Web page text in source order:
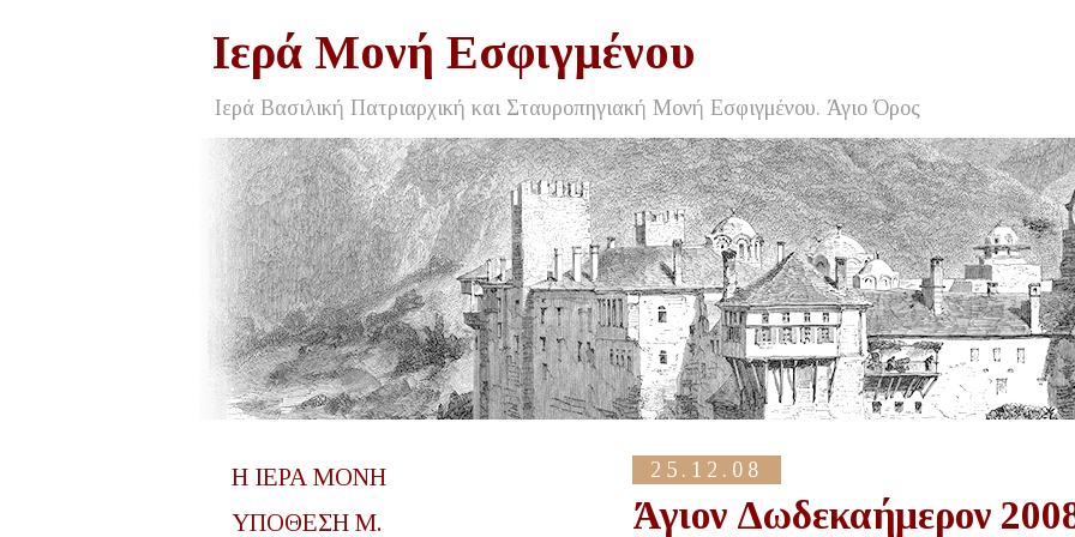
Ιερά Μονή Εσφιγμένου
Ιερά Βασιλική Πατριαρχική και Σταυροπηγιακή Μονή Εσφιγμένου. Άγιο Όρος
25.12.08
Άγιον Δωδεκαήμερον
Η ΙΕΡΑ ΜΟΝΗ
ΥΠΟΘΕΣΗ Μ.